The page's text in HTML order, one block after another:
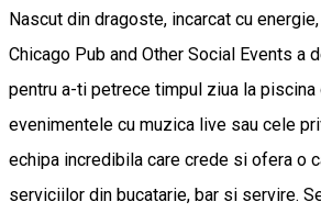
Nascut din dragoste, incarcat cu
Chicago Pub and Other Social Events a
pentru a-ti petrece timpul ziua la piscina
evenimentele cu muzica live sau cele
echipa incredibila care crede si ofera o
serviciilor din bucatarie, bar si servire.